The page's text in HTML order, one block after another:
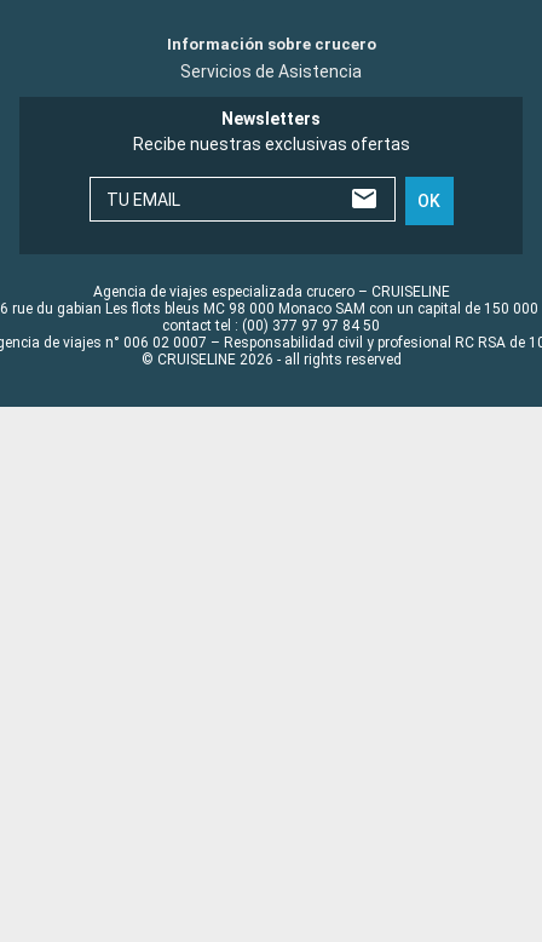
Información sobre crucero
Servicios de Asistencia
Newsletters
Recibe nuestras exclusivas ofertas
TU EMAIL OK
Agencia de viajes especializada crucero – CRUISELINE
rue du gabian Les flots bleus MC 98 000 Monaco SAM con un capital de 150 000
contact tel : (00) 377 97 97 84 50
de viajes n° 006 02 0007 – Responsabilidad civil y profesional RC RSA de
© CRUISELINE 2026 - all rights reserved